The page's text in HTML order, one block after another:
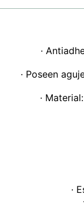
·
· Poseen
·
·